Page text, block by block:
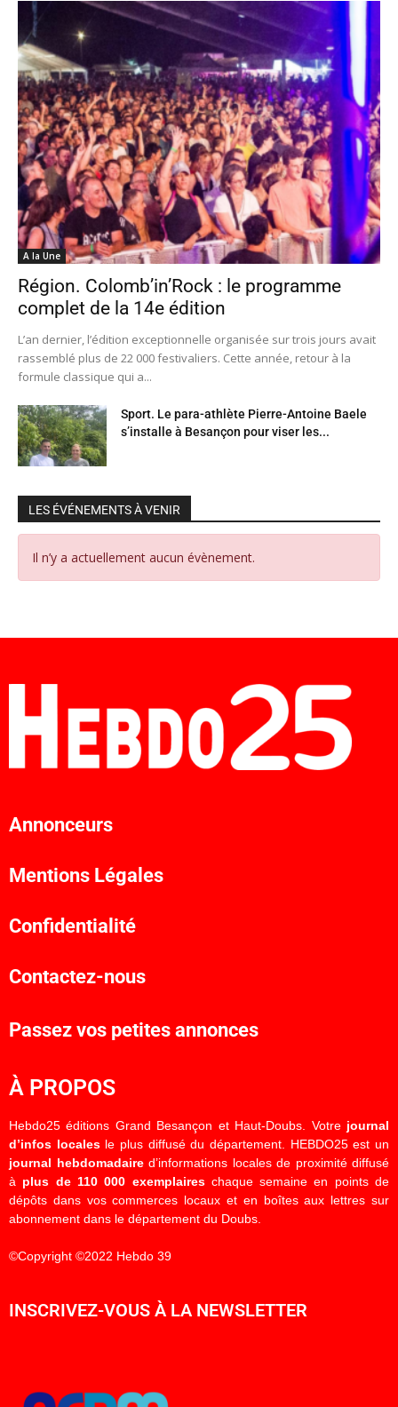
A la Une
Région. Colomb’in’Rock : le programme
complet de la 14e édition
L’an dernier, l’édition exceptionnelle organisée sur trois jours avait
rassemblé plus de 22 000 festivaliers. Cette année, retour à la
formule classique qui a...
Sport. Le para-athlète Pierre-Antoine Baele
s’installe à Besançon pour viser les...
LES ÉVÉNEMENTS À VENIR
Il n’y a actuellement aucun évènement.
Annonceurs
Mentions Légales
Confidentialité
Contactez-nous
Passez vos petites annonces
À PROPOS
Hebdo25 éditions Grand Besançon et Haut-Doubs. Votre journal
d’infos localesle plus diffusé du département. HEBDO25 est un
journal hebdomadaired’informations locales de proximité diffusé
à plus de 110 000 exemplaireschaque semaine en points de
dépôts dans vos commerces locaux et en boîtes aux lettres sur
abonnement dans le département du Doubs.
©Copyright ©2022 Hebdo 39
INSCRIVEZ-VOUS À LA NEWSLETTER